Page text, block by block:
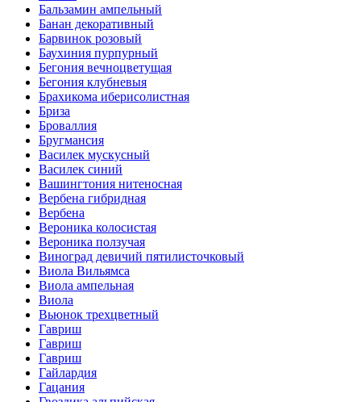
Бальзамин ампельный
Банан декоративный
Барвинок розовый
Баухиния пурпурный
Бегония вечноцветущая
Бегония клубневыя
Брахикома иберисолистная
Бриза
Броваллия
Бругмансия
Василек мускусный
Василек синий
Вашингтония нитеносная
Вербена гибридная
Вербена
Вероника колосистая
Вероника ползучая
Виноград девичий пятилисточковый
Виола Вильямса
Виола ампельная
Виола
Вьюнок трехцветный
Гавриш
Гавриш
Гавриш
Гайлардия
Гацания